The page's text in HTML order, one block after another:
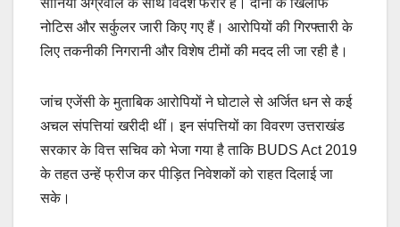
नोटिस और सर्कुलर जारी किए गए हैं। आरोपियों की गिरफ्तारी के
लिए तकनीकी निगरानी और विशेष टीमों की मदद ली जा रही है।
जांच एजेंसी के मुताबिक आरोपियों ने घोटाले से अर्जित धन से कई
अचल संपत्तियां खरीदी थीं। इन संपत्तियों का विवरण उत्तराखंड
सरकार के वित्त सचिव को भेजा गया है ताकि BUDS Act 2019
के तहत उन्हें फ्रीज कर पीड़ित निवेशकों को राहत दिलाई जा
सके।